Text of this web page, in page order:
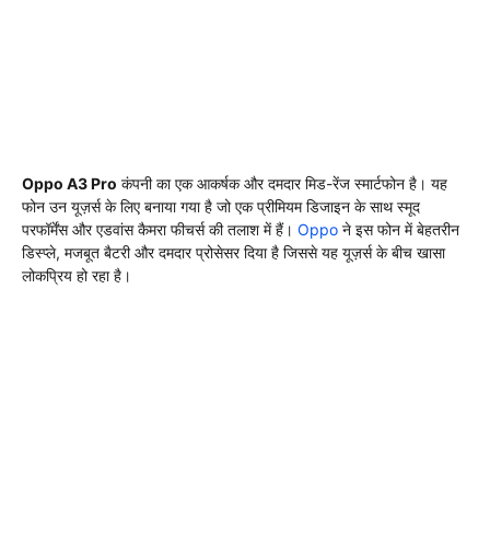
Oppo A3 Pro कंपनी का एक आकर्षक और दमदार मिड-रेंज स्मार्टफोन है। यह
फोन उन यूज़र्स के लिए बनाया गया है जो एक प्रीमियम डिजाइन के साथ स्मूद
परफॉर्मेंस और एडवांस कैमरा फीचर्स की तलाश में हैं। Oppo ने इस फोन में बेहतरीन
डिस्प्ले, मजबूत बैटरी और दमदार प्रोसेसर दिया है जिससे यह यूज़र्स के बीच खासा
लोकप्रिय हो रहा है।